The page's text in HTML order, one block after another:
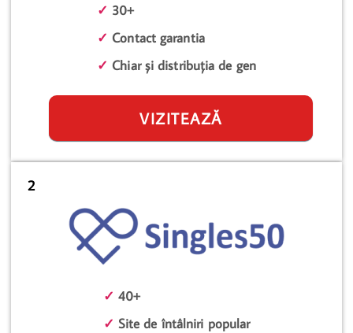
✓ 30+
✓ Contact garantia
✓ Chiar și distribuția de gen
VIZITEAZĂ
2
✓ 40+
✓ Site de întâlniri popular